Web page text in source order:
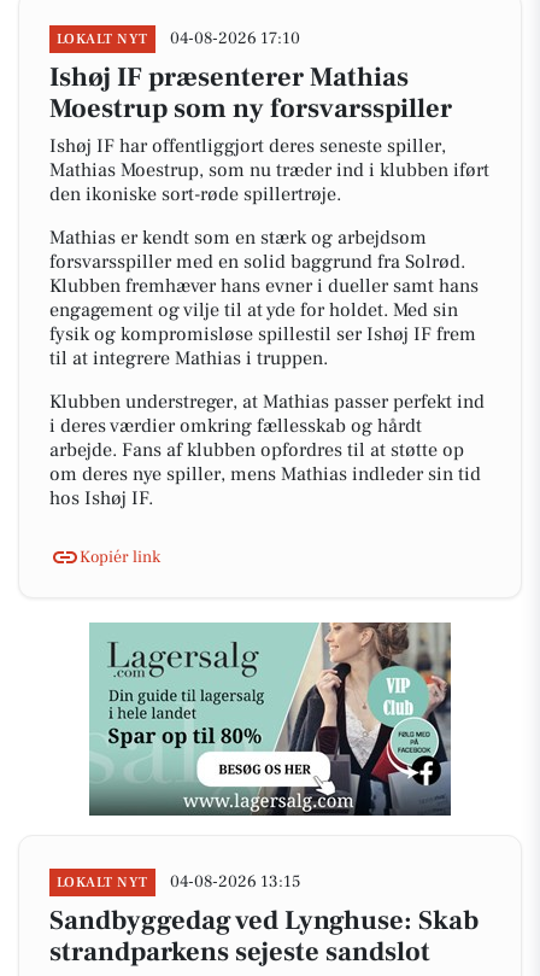
LOKALT NYT 04-08-2026 17:10
Ishøj IF præsenterer Mathias
Moestrup som ny forsvarsspiller
Ishøj IF har offentliggjort deres seneste spiller,
Mathias Moestrup, som nu træder ind i klubben iført
den ikoniske sort-røde spillertrøje.
Mathias er kendt som en stærk og arbejdsom
forsvarsspiller med en solid baggrund fra Solrød.
Klubben fremhæver hans evner i dueller samt hans
engagement og vilje til at yde for holdet. Med sin
fysik og kompromisløse spillestil ser Ishøj IF frem
til at integrere Mathias i truppen.
Klubben understreger, at Mathias passer perfekt ind
i deres værdier omkring fællesskab og hårdt
arbejde. Fans af klubben opfordres til at støtte op
om deres nye spiller, mens Mathias indleder sin tid
hos Ishøj IF.
Kopiér link
LOKALT NYT 04-08-2026 13:15
Sandbyggedag ved Lynghuse: Skab
strandparkens sejeste sandslot